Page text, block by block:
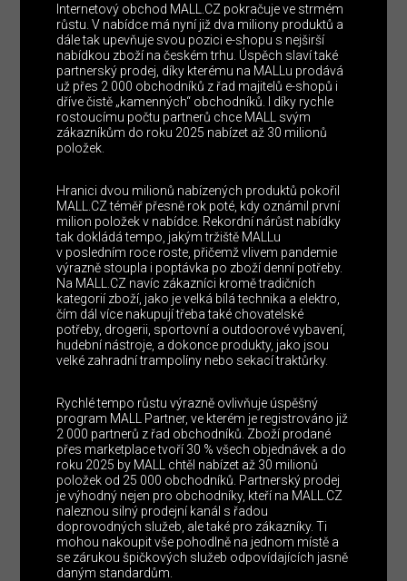
Internetový obchod MALL.CZ pokračuje ve strmém
růstu. V nabídce má nyní již dva miliony produktů a
dále tak upevňuje svou pozici e-shopu s nejširší
nabídkou zboží na českém trhu. Úspěch slaví také
partnerský prodej, díky kterému na MALLu prodává
už přes 2 000 obchodníků z řad majitelů e-shopů i
dříve čistě „kamenných“ obchodníků. I díky rychle
rostoucímu počtu partnerů chce MALL svým
zákazníkům do roku 2025 nabízet až 30 milionů
položek.
Hranici dvou milionů nabízených produktů pokořil
MALL.CZ téměř přesně rok poté, kdy oznámil první
milion položek v nabídce. Rekordní nárůst nabídky
tak dokládá tempo, jakým tržiště MALLu
v posledním roce roste, přičemž vlivem pandemie
výrazně stoupla i poptávka po zboží denní potřeby.
Na MALL.CZ navíc zákazníci kromě tradičních
kategorií zboží, jako je velká bílá technika a elektro,
čím dál více nakupují třeba také chovatelské
potřeby, drogerii, sportovní a outdoorové vybavení,
hudební nástroje, a dokonce produkty, jako jsou
velké zahradní trampolíny nebo sekací traktůrky.
Rychlé tempo růstu výrazně ovlivňuje úspěšný
program MALL Partner, ve kterém je registrováno již
2 000 partnerů z řad obchodníků. Zboží prodané
přes marketplace tvoří 30 % všech objednávek a do
roku 2025 by MALL chtěl nabízet až 30 milionů
položek od 25 000 obchodníků. Partnerský prodej
je výhodný nejen pro obchodníky, kteří na MALL.CZ
naleznou silný prodejní kanál s řadou
doprovodných služeb, ale také pro zákazníky. Ti
mohou nakoupit vše pohodlně na jednom místě a
se zárukou špičkových služeb odpovídajících jasně
daným standardům.